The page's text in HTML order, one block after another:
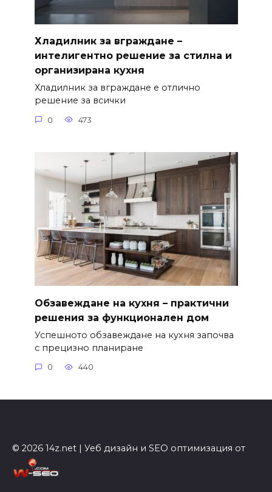
Хладилник за вграждане –
интелигентно решение за стилна и
организирана кухня
Хладилник за вграждане е отлично
решение за всички
0 473
Обзавеждане на кухня – практични
решения за функционален дом
Успешното обзавеждане на кухня започва
с прецизно планиране
0 440
© 2026 14z.net | Уеб дизайн и SEO оптимизация от